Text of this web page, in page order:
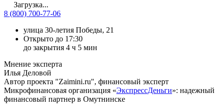
Загрузка...
8 (800) 700-77-06
улица 30-летия Победы, 21
Открыто до 17:30
до закрытия 4 ч 5 мин
Мнение эксперта
Илья Деловой
Автор проекта "Zaimini.ru", финансовый эксперт
Микрофинансовая организация «ЭкспрессДеньги»: надежный
финансовый партнер в Омутнинске